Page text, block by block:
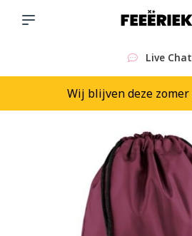
Live Chat
Wij blijven deze zomer